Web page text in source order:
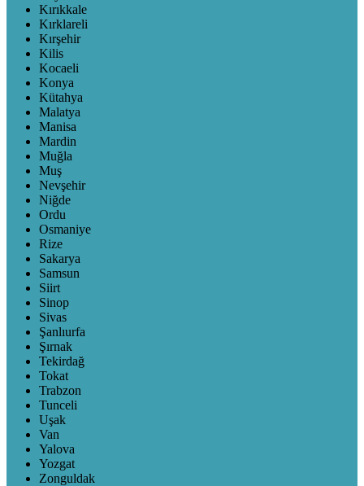
Kırıkkale
Kırklareli
Kırşehir
Kilis
Kocaeli
Konya
Kütahya
Malatya
Manisa
Mardin
Muğla
Muş
Nevşehir
Niğde
Ordu
Osmaniye
Rize
Sakarya
Samsun
Siirt
Sinop
Sivas
Şanlıurfa
Şırnak
Tekirdağ
Tokat
Trabzon
Tunceli
Uşak
Van
Yalova
Yozgat
Zonguldak